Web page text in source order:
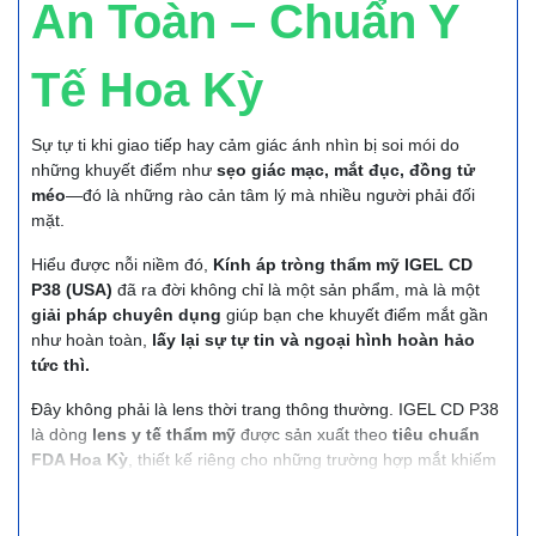
An Toàn – Chuẩn Y
Tế Hoa Kỳ
Sự tự ti khi giao tiếp hay cảm giác ánh nhìn bị soi mói do
những khuyết điểm như sẹo giác mạc, mắt đục, đồng tử
méo—đó là những rào cản tâm lý mà nhiều người phải đối
mặt.
Hiểu được nỗi niềm đó, Kính áp tròng thẩm mỹ IGEL CD
P38 (USA) đã ra đời không chỉ là một sản phẩm, mà là một
giải pháp chuyên dụng giúp bạn che khuyết điểm mắt gần
như hoàn toàn, lấy lại sự tự tin và ngoại hình hoàn hảo
tức thì.
Đây không phải là lens thời trang thông thường. IGEL CD P38
là dòng lens y tế thẩm mỹ được sản xuất theo tiêu chuẩn
FDA Hoa Kỳ , thiết kế riêng cho những trường hợp mắt khiếm